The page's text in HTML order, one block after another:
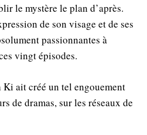
le mystère le plan d’après.
de son visage et de ses
passionnantes à
vingt épisodes.
Ki ait créé un tel engouement
de dramas, sur les réseaux de